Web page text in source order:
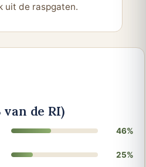
uit de raspgaten.
van de RI)
46%
25%